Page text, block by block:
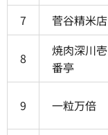
7 菅谷精米店
8
焼肉深川壱
番亭
9 一粒万倍